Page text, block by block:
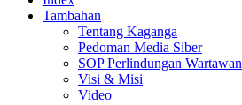
Tambahan
Tentang Kaganga
Pedoman Media Siber
SOP Perlindungan Wartawan
Visi & Misi
Video